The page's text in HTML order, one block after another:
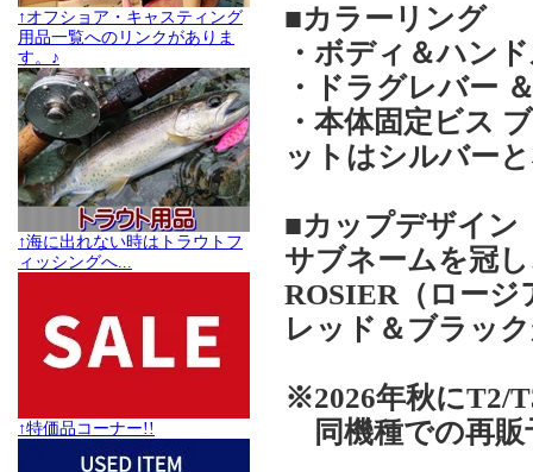
↑オフショア・キャスティング
用品一覧へのリンクがありま
す。♪
↑海に出れない時はトラウトフ
ィッシングへ...
↑特価品コーナー!!
■カラーリング
・ボディ＆ハン
・ドラグレバー
・本体固定ビス
ットはシルバー
■カップデザイン
サブネームを冠
ROSIER（ロー
レッド＆ブラッ
※2026年秋にT2/
同機種での再販